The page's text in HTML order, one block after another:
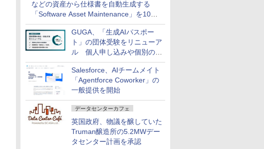
などの資産から仕様書を自動生成する
「Software Asset Maintenance」を10月
に発売
GUGA、「生成AIパスポー
ト」の団体受験をリニューア
ル 個人申し込みや個別の支
払いなどに対応
Salesforce、AIチームメイト
「Agentforce Coworker」の
一般提供を開始
データセンターカフェ
英国政府、物議を醸していた
Truman醸造所の5.2MWデー
タセンター計画を承認